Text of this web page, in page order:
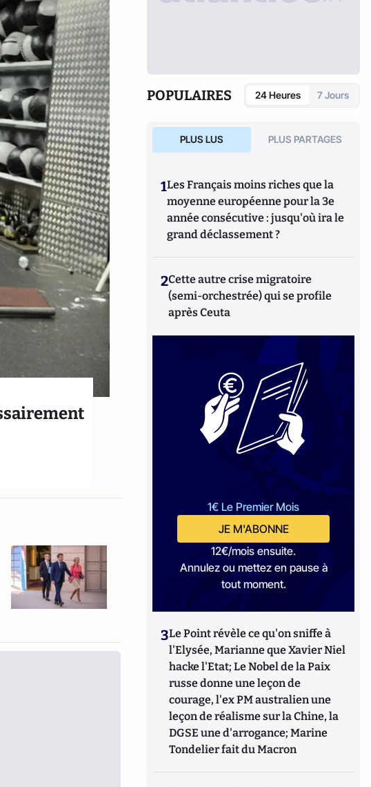
POPULAIRES 24 Heures 7 Jours
PLUS LUS PLUS PARTAGES
1Les Français moins riches que la
moyenne européenne pour la 3e
année consécutive : jusqu'où ira le
grand déclassement ?
2Cette autre crise migratoire
(semi-orchestrée) qui se profile
après Ceuta
1€ Le Premier Mois
JE M'ABONNE
12€/mois ensuite.
Annulez ou mettez en pause à
tout moment.
3Le Point révèle ce qu'on sniffe à
l'Elysée, Marianne que Xavier Niel
hacke l'Etat; Le Nobel de la Paix
russe donne une leçon de
courage, l'ex PM australien une
leçon de réalisme sur la Chine, la
DGSE une d'arrogance; Marine
Tondelier fait du Macron